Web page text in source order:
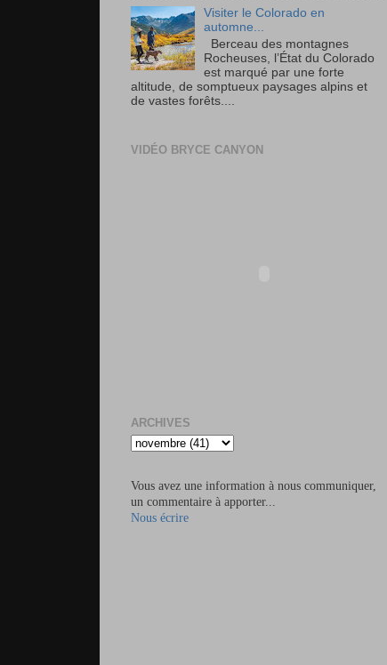
Visiter le Colorado en
automne...
Berceau des montagnes
Rocheuses, l’État du Colorado
est marqué par une forte
altitude, de somptueux paysages alpins et
de vastes forêts....
VIDÉO BRYCE CANYON
ARCHIVES
Vous avez une information à nous communiquer,
un commentaire à apporter...
Nous écrire